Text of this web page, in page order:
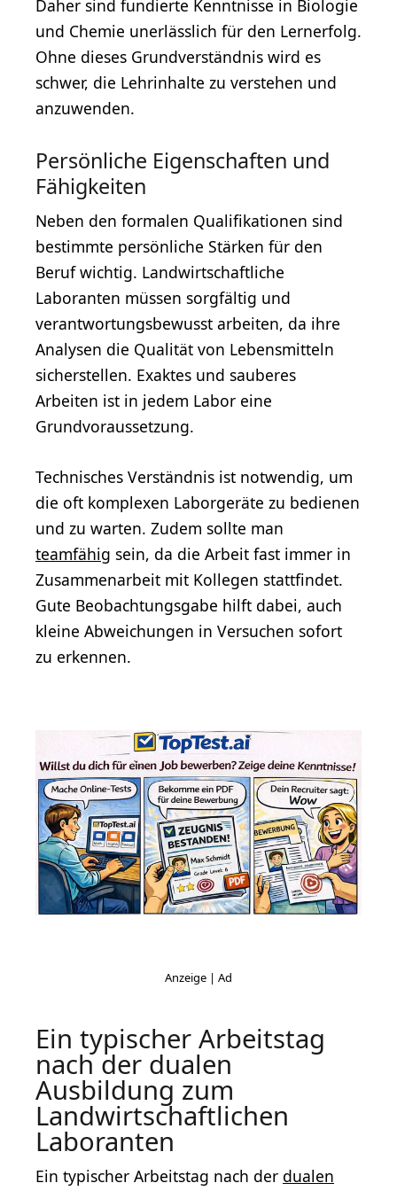
Daher sind fundierte Kenntnisse in Biologie
und Chemie unerlässlich für den Lernerfolg.
Ohne dieses Grundverständnis wird es
schwer, die Lehrinhalte zu verstehen und
anzuwenden.
Persönliche Eigenschaften und
Fähigkeiten
Neben den formalen Qualifikationen sind
bestimmte persönliche Stärken für den
Beruf wichtig. Landwirtschaftliche
Laboranten müssen sorgfältig und
verantwortungsbewusst arbeiten, da ihre
Analysen die Qualität von Lebensmitteln
sicherstellen. Exaktes und sauberes
Arbeiten ist in jedem Labor eine
Grundvoraussetzung.
Technisches Verständnis ist notwendig, um
die oft komplexen Laborgeräte zu bedienen
und zu warten. Zudem sollte man
teamfähig sein, da die Arbeit fast immer in
Zusammenarbeit mit Kollegen stattfindet.
Gute Beobachtungsgabe hilft dabei, auch
kleine Abweichungen in Versuchen sofort
zu erkennen.
Ein typischer Arbeitstag
nach der dualen
Ausbildung zum
Landwirtschaftlichen
Laboranten
Ein typischer Arbeitstag nach der dualen